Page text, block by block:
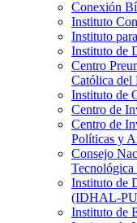
Conexión
Instituto
Instituto
Instituto de
Centro
Católica del
Instituto de
Centro de
Centro de
Políticas y
Consejo
Instituto de
(IDHAL-
Instituto de